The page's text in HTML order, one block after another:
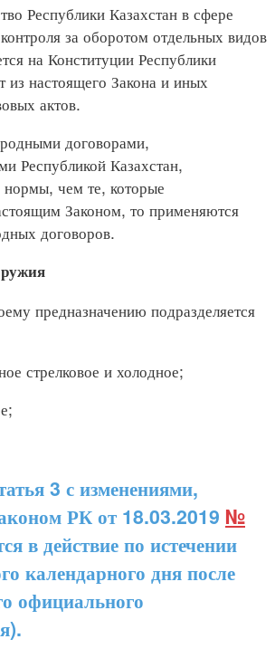
Республики Казахстан в сфере
за оборотом отдельных видов
на Конституции Республики
из настоящего Закона и иных
актов.
договорами,
Республикой Казахстан,
чем те, которые
Законом, то применяются
договоров.
предназначению подразделяется
стрелковое и холодное;
3 с изменениями,
РК от 18.03.2019 №
в действие по истечении
календарного дня после
официального